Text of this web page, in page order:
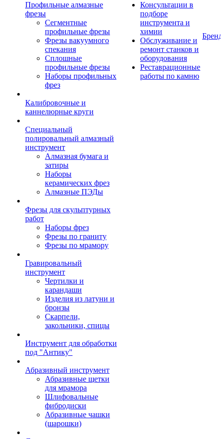
Профильные алмазные
фрезы
Сегментные
профильные фрезы
Фрезы вакуумного
спекания
Сплошные
профильные фрезы
Наборы профильных
фрез
Калибровочные и
каннелюрные круги
Специальный
полировальный алмазный
инструмент
Алмазная бумага и
затиры
Наборы
керамических фрез
Алмазные ПЭДы
Фрезы для скульптурных
работ
Наборы фрез
Фрезы по граниту
Фрезы по мрамору
Гравировальный
инструмент
Чертилки и
карандаши
Изделия из латуни и
бронзы
Скарпели,
закольники, спицы
Инструмент для обработки
под "Антику"
Абразивный инструмент
Абразивные щетки
для мрамора
Шлифовальные
фибродиски
Абразивные чашки
(шарошки)
Консультации в
подборе
инструмента и
химии
Обслуживание и
ремонт станков и
оборудования
Реставрационные
работы по камню